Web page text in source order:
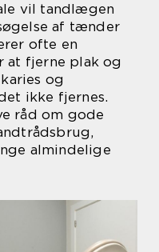
vil tandlægen
af tænder
ofte en
fjerne plak og
og
ikke fjernes.
råd om gode
almindelige